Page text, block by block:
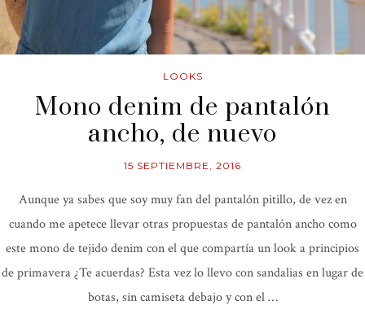
LOOKS
Mono denim de pantalón
ancho, de nuevo
15 SEPTIEMBRE, 2016
Aunque ya sabes que soy muy fan del pantalón pitillo, de vez en
cuando me apetece llevar otras propuestas de pantalón ancho como
este mono de tejido denim con el que compartía un look a principios
de primavera ¿Te acuerdas? Esta vez lo llevo con sandalias en lugar de
botas, sin camiseta debajo y con el …